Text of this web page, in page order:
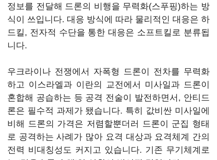
정보를 전달해 드론의 비행을 무력화(스푸핑)하는 방
식이 쓰입니다. 대응 방식에 따라 물리적인 대응은 하
드킬, 전자적 수단을 통한 대응은 소프트킬로 분류됩
니다.
우크라이나 전쟁에서 자폭형 드론이 전차를 무력화
하고 이스라엘과 이란의 교전에서 미사일과 드론이
혼합해 공습하는 등 공격 전술이 발전하면서, 안티드
론은 필수적 과제가 됐습니다. 특히 값비싼 미사일에
비해 드론의 가격은 저렴할뿐더러 드론이 군집 형태
로 공격하는 사례가 많아 요격 대상과 요격체계 간의
전력 비대칭성도 커지고 있습니다. 기존 무기체계로